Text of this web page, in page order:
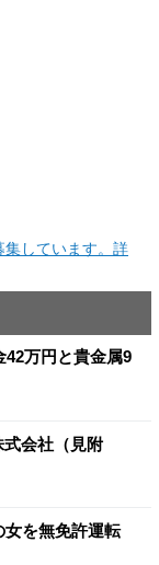
集しています。詳
42万円と貴金属9
式会社（見附
女を無免許運転